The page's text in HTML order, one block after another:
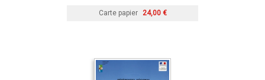
Carte papier 24,00 €